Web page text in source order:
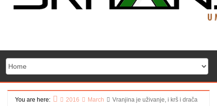
You are here:
2016 March Vranjina je uživanje, i krš i drača